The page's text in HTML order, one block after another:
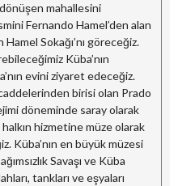
mahallesini
Fernando Hamel’den alan
Sokağı’nı göreceğiz.
Küba’nın
evini ziyaret edeceğiz.
birisi olan Prado
döneminde saray olarak
halkın hizmetine müze olarak
Küba’nın en büyük müzesi
Savaşı ve Küba
tankları ve eşyaları